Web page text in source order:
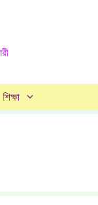
শিক্ষা